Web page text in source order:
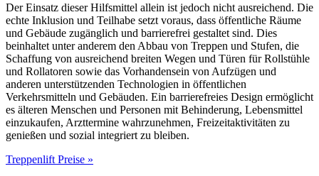
Der Einsatz dieser Hilfsmittel allein ist jedoch nicht ausreichend. Die
echte Inklusion und Teilhabe setzt voraus, dass öffentliche Räume
und Gebäude zugänglich und barrierefrei gestaltet sind. Dies
beinhaltet unter anderem den Abbau von Treppen und Stufen, die
Schaffung von ausreichend breiten Wegen und Türen für Rollstühle
und Rollatoren sowie das Vorhandensein von Aufzügen und
anderen unterstützenden Technologien in öffentlichen
Verkehrsmitteln und Gebäuden. Ein barrierefreies Design ermöglicht
es älteren Menschen und Personen mit Behinderung, Lebensmittel
einzukaufen, Arzttermine wahrzunehmen, Freizeitaktivitäten zu
genießen und sozial integriert zu bleiben.
Treppenlift Preise »